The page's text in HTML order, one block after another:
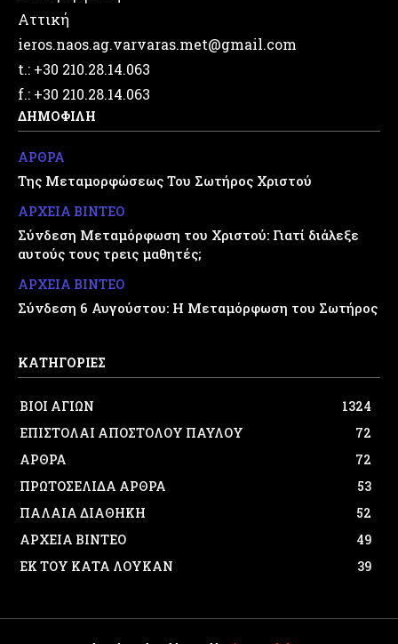
Αττική
ieros.naos.ag.varvaras.met@gmail.com
t.: +30 210.28.14.063
f.: +30 210.28.14.063
ΔΗΜΟΦΙΛΗ
ΑΡΘΡΑ
Της Μεταμορφώσεως Του Σωτήρος Χριστού
ΑΡΧΕΙΑ ΒΙΝΤΕΟ
Σύνδεση Μεταμόρφωση του Χριστού: Γιατί διάλεξε
αυτούς τους τρεις μαθητές;
ΑΡΧΕΙΑ ΒΙΝΤΕΟ
Σύνδεση 6 Αυγούστου: Η Μεταμόρφωση του Σωτήρος
ΚΑΤΗΓΟΡΙΕΣ
ΒΙΟΙ ΑΓΙΩΝ
1324
ΕΠΙΣΤΟΛΑΙ ΑΠΟΣΤΟΛΟΥ ΠΑΥΛΟΥ
72
ΑΡΘΡΑ
72
ΠΡΩΤΟΣΕΛΙΔΑ ΑΡΘΡΑ
53
ΠΑΛΑΙΑ ΔΙΑΘΗΚΗ
52
ΑΡΧΕΙΑ ΒΙΝΤΕΟ
49
ΕΚ ΤΟΥ ΚΑΤΑ ΛΟΥΚΑΝ
39